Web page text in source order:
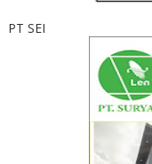
PT SEI